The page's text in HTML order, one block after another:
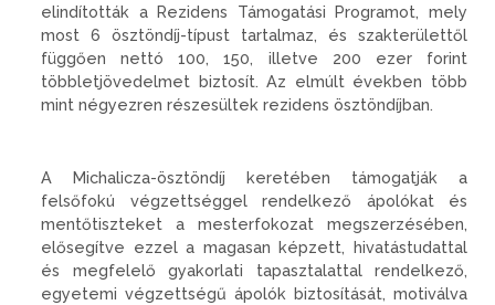
elindították a Rezidens Támogatási Programot, mely
most 6 ösztöndíj-típust tartalmaz, és szakterülettől
függően nettó 100, 150, illetve 200 ezer forint
többletjövedelmet biztosít. Az elmúlt években több
mint négyezren részesültek rezidens ösztöndíjban.
A Michalicza-ösztöndíj keretében támogatják a
felsőfokú végzettséggel rendelkező ápolókat és
mentőtiszteket a mesterfokozat megszerzésében,
elősegítve ezzel a magasan képzett, hivatástudattal
és megfelelő gyakorlati tapasztalattal rendelkező,
egyetemi végzettségű ápolók biztosítását, motiválva